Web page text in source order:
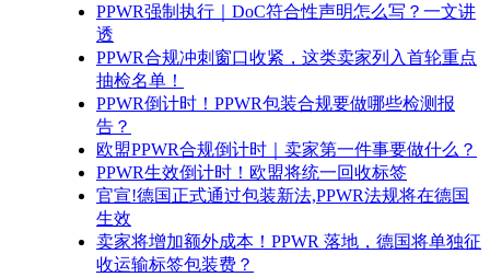
PPWR强制执行｜DoC符合性声明怎么写？一文讲
透
PPWR合规冲刺窗口收紧，这类卖家列入首轮重点
抽检名单！
PPWR倒计时！PPWR包装合规要做哪些检测报
告？
欧盟PPWR合规倒计时｜卖家第一件事要做什么？
PPWR生效倒计时！欧盟将统一回收标签
官宣!德国正式通过包装新法,PPWR法规将在德国
生效
卖家将增加额外成本！PPWR 落地，德国将单独征
收运输标签包装费？